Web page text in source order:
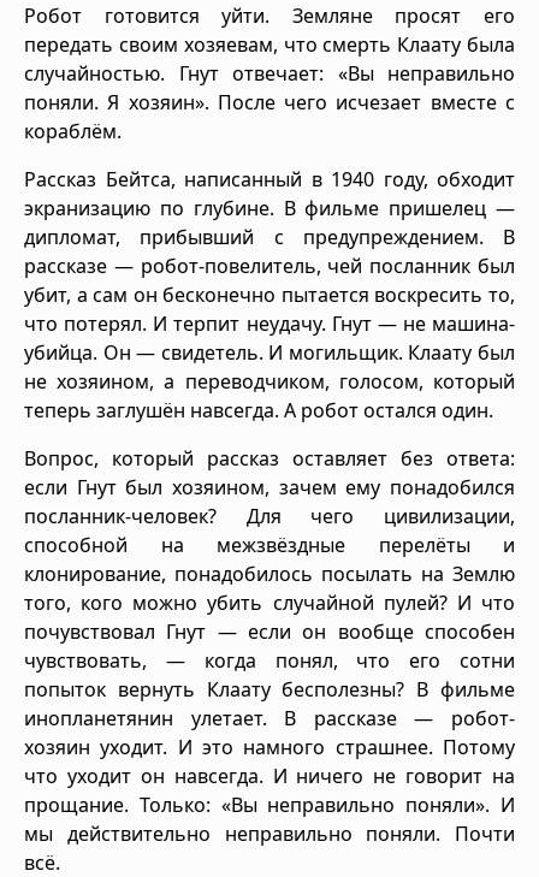
Робот готовится уйти. Земляне просят его
передать своим хозяевам, что смерть Клаату была
случайностью. Гнут отвечает: «Вы неправильно
поняли. Я хозяин». После чего исчезает вместе с
кораблём.
Рассказ Бейтса, написанный в 1940 году, обходит
экранизацию по глубине. В фильме пришелец —
дипломат, прибывший с предупреждением. В
рассказе — робот-повелитель, чей посланник был
убит, а сам он бесконечно пытается воскресить то,
что потерял. И терпит неудачу. Гнут — не машина-
убийца. Он — свидетель. И могильщик. Клаату был
не хозяином, а переводчиком, голосом, который
теперь заглушён навсегда. А робот остался один.
Вопрос, который рассказ оставляет без ответа:
если Гнут был хозяином, зачем ему понадобился
посланник-человек? Для чего цивилизации,
способной на межзвёздные перелёты и
клонирование, понадобилось посылать на Землю
того, кого можно убить случайной пулей? И что
почувствовал Гнут — если он вообще способен
чувствовать, — когда понял, что его сотни
попыток вернуть Клаату бесполезны? В фильме
инопланетянин улетает. В рассказе — робот-
хозяин уходит. И это намного страшнее. Потому
что уходит он навсегда. И ничего не говорит на
прощание. Только: «Вы неправильно поняли». И
мы действительно неправильно поняли. Почти
всё.